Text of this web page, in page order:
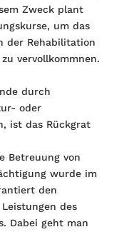
Zweck plant
um das
der Rehabilitation
vervollkommnen.
durch
oder
ist das Rückgrat
Betreuung von
wurde im
den
des
Dabei geht man